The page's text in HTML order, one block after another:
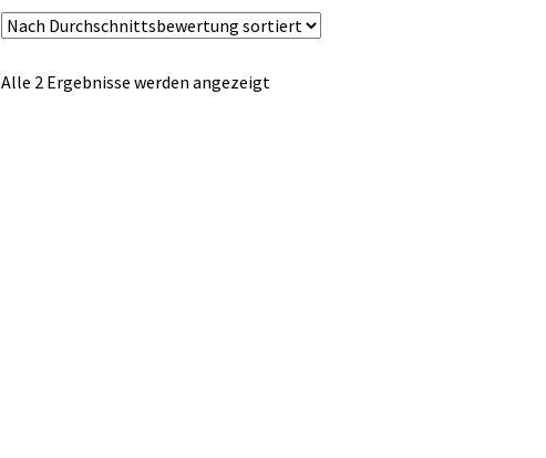
Alle 2 Ergebnisse werden angezeigtNach